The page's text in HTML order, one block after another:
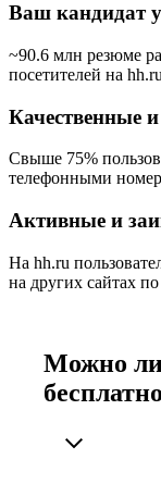
Ваш кандидат
~90.6 млн резюме
посетителей на
Качественные
Свыше 75%
телефонными
Активные и
На hh.ru
на других сайтах
Можно ли